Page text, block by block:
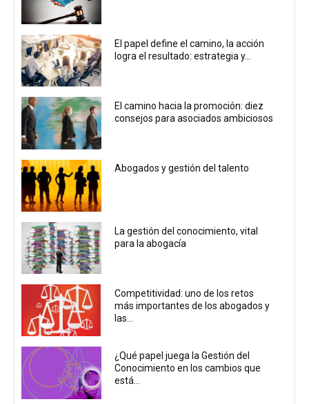
El papel define el camino, la acción
logra el resultado: estrategia y...
El camino hacia la promoción: diez
consejos para asociados ambiciosos
Abogados y gestión del talento
La gestión del conocimiento, vital
para la abogacía
Competitividad: uno de los retos
más importantes de los abogados y
las...
¿Qué papel juega la Gestión del
Conocimiento en los cambios que
está...